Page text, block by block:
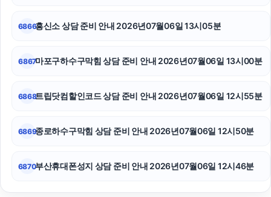
6866흥신소 상담 준비 안내 2026년07월06일 13시05분
6867마포구하수구막힘 상담 준비 안내 2026년07월06일 13시00분
6868트립닷컴할인코드 상담 준비 안내 2026년07월06일 12시55분
6869종로하수구막힘 상담 준비 안내 2026년07월06일 12시50분
6870부산휴대폰성지 상담 준비 안내 2026년07월06일 12시46분